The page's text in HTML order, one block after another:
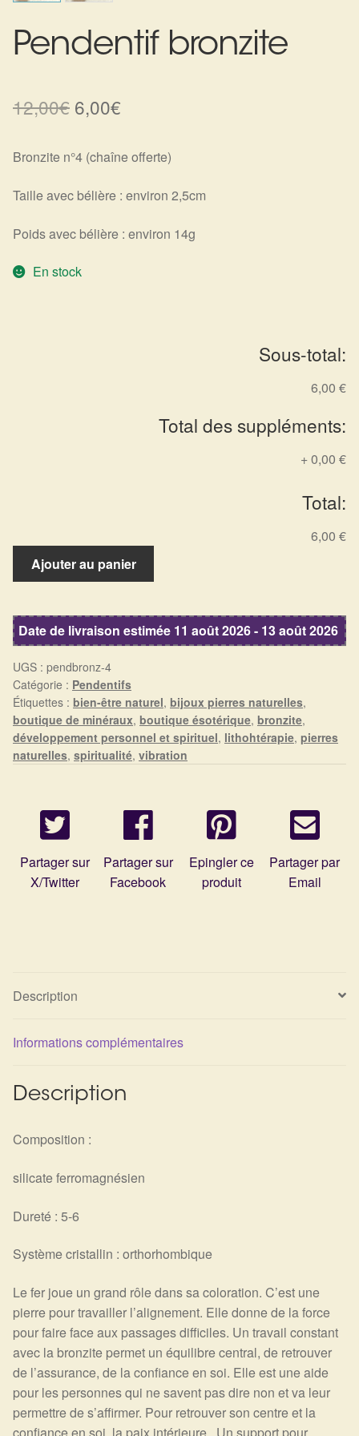
Harmonisation de l’être
Soin beauté
Sels de bain
Encens
Déco
Cadeaux de naissance
Arts Divinatoires : Percez les Mystères de l’Invisible
Test — Quelle Gardienne ?
Mon compte
Validation de la commande
Détails du compte
Commandes
Pendentif bronzite
12,00€ Le
initial
était :
6,00€
actuel
est :
Bronzite n°4 (chaîne offerte)
Taille avec bélière : environ 2,5cm
Poids avec bélière : environ 14g
En stock
Sous-total:
6,00 €
Total des suppléments:
+0,00 €
Total:
6,00 €
quantité
bronzite
Ajouter au panier
Date de livraison estimée 11 août 2026 - 13 août 2026
UGS : pendbronz-4
Catégorie : Pendentifs
Étiquettes : bien-être naturel, bijoux pierres naturelles,
boutique de minéraux, boutique ésotérique, bronzite,
développement personnel et spirituel, lithohtérapie, pierres
naturelles, spiritualité, vibration
Partager sur
X/Twitter
Partager sur
Facebook
Epingler ce
produit
Partager par
Email
Description
Informations complémentaires
Description
Composition :
silicate ferromagnésien
Dureté : 5-6
Système cristallin : orthorhombique
Le fer joue un grand rôle dans sa coloration. C’est une
pierre pour travailler l’alignement. Elle donne de la force
pour faire face aux passages difficiles. Un travail constant
avec la bronzite permet un équilibre central, de retrouver
de l’assurance, de la confiance en soi. Elle est une aide
pour les personnes qui ne savent pas dire non et va leur
permettre de s’affirmer. Pour retrouver son centre et la
confiance en soi, la paix intérieure. Un support pour